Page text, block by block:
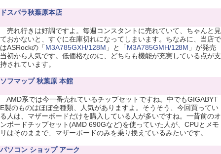
ドスパラ秋葉原本店
売れ行きは好調ですよ。毎週コンスタントに売れていて、ちゃんと見
ておかないと、すぐに在庫切れになってしまいます。ちなみに、当店で
はASRockの「M3A785GXH/128M 」と「M3A785GMH/128M 」が発売
当初から人気です。低価格なのに、どちらも機能が充実している点が支
持されています。
ソフマップ 秋葉原 本館
AMD系では今一番売れているチップセットですね。中でもGIGABYT
E製のものはほぼ全種類、人気がありますよ。そうそう、今回買ってい
る人は、マザーボードだけを購入している人が多いですね。一昔前のオ
ンボードチップセット(AMD 690Gなど)を使っていた人が、CPUとメモ
リはそのままで、マザーボードのみを乗り換えているみたいです。
パソコン ショップ アーク